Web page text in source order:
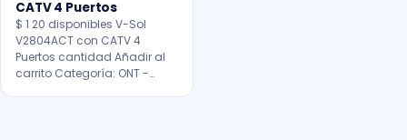
CATV 4 Puertos
$ 1 20 disponibles V-Sol
V2804ACT con CATV 4
Puertos cantidad Añadir al
carrito Categoría: ONT -…